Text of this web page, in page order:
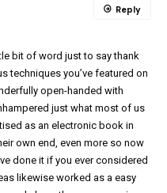
bit of word just to say thank
techniques you’ve featured on
open-handed with
just what most of us
as an electronic book in
own end, even more so now
done it if you ever considered
likewise worked as a easy
Reply